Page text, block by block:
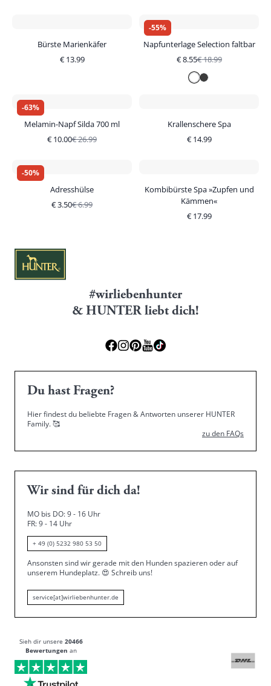
Bürste Marienkäfer
€ 13.99
-55%
Napfunterlage Selection faltbar
€8.55€18.99
-63%
Melamin-Napf Silda 700 ml
€ 10.00€26.99
Krallenschere Spa
€ 14.99
-50%
Adresshülse
€3.50€6.99
Kombibürste Spa »Zupfen und
Kämmen«
€ 17.99
#wirliebenhunter
& HUNTER liebt dich!
Du hast Fragen?
Hier findest du beliebte Fragen & Antworten unserer HUNTER
Family.🥰
zu den FAQs
Wir sind für dich da!
MO bis DO: 9 - 16 Uhr
FR: 9 - 14 Uhr
+ 49 (0) 5232 980 53 50
Ansonsten sind wir gerade mit den Hunden spazieren oder auf
unserem Hundeplatz. 😍 Schreib uns!
service[at]wirliebenhunter.de
Sieh dir unsere 20466
Bewertungen an